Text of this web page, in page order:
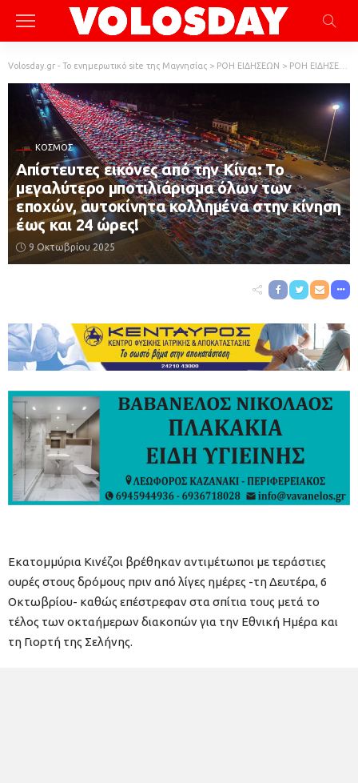
Volosday.gr - Το ενημερωτικό site της Μαγνησίας > ΡΟΗ ΕΙΔΗΣΕΩΝ > ΡΟΗ ΕΙΔΗΣΕΩΝ
ΚΌΣΜΟΣ
Απίστευτες εικόνες από την Κίνα: Το
μεγαλύτερο μποτιλιάρισμα όλων των
εποχών, αυτοκίνητα κολλημένα στην κίνηση
έως και 24 ώρες!
9 Οκτωβρίου 2025
Εκατομμύρια Κινέζοι βρέθηκαν αντιμέτωποι με τεράστιες
ουρές στους δρόμους πριν από λίγες ημέρες -τη Δευτέρα, 6
Οκτωβρίου- καθώς επέστρεφαν στα σπίτια τους μετά το
τέλος των οκταήμερων διακοπών για την Εθνική Ημέρα και
τη Γιορτή της Σελήνης.